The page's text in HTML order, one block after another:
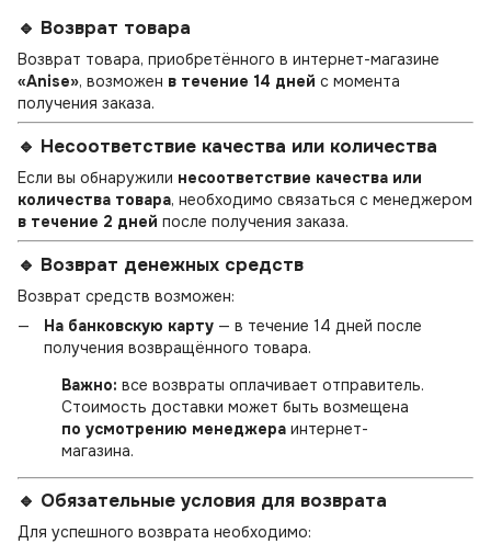
🔹 Возврат товара
Возврат товара, приобретённого в интернет-магазине
«Anise», возможен в течение 14 дней с момента
получения заказа.
🔹 Несоответствие качества или количества
Если вы обнаружили несоответствие качества или
количества товара, необходимо связаться с менеджером
в течение 2 дней после получения заказа.
🔹 Возврат денежных средств
Возврат средств возможен:
На банковскую карту — в течение 14 дней после
получения возвращённого товара.
Важно: все возвраты оплачивает отправитель.
Стоимость доставки может быть возмещена
по усмотрению менеджера интернет-
магазина.
🔹 Обязательные условия для возврата
Для успешного возврата необходимо: